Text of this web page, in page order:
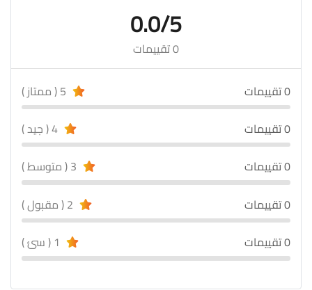
0.0/5
0 تقييمات
0 تقييمات
0 تقييمات
0 تقييمات
0 تقييمات
0 تقييمات